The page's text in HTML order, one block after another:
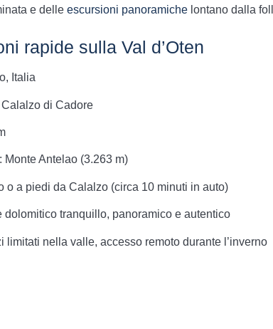
e delle escursioni panoramichelontano dalla
rapide sulla Val d’Oten
Italia
di Cadore
Antelao (3.263 m)
o a piedi da Calalzo (circa 10 minuti in auto)
dolomitico tranquillo, panoramico e autentico
limitati nella valle, accesso remoto durante l’inverno